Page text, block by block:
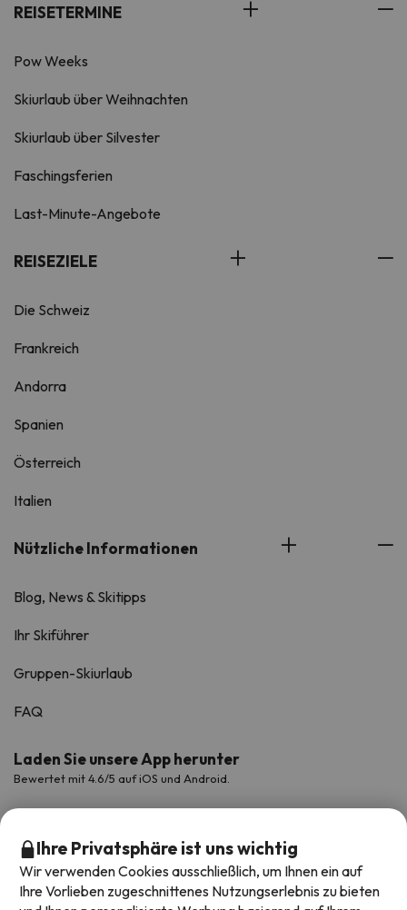
REISETERMINE
Pow Weeks
Skiurlaub über Weihnachten
Skiurlaub über Silvester
Faschingsferien
Last-Minute-Angebote
REISEZIELE
Die Schweiz
Frankreich
Andorra
Spanien
Österreich
Italien
Nützliche Informationen
Blog, News & Skitipps
Ihr Skiführer
Gruppen-Skiurlaub
FAQ
Laden Sie unsere App herunter
Bewertet mit 4.6/5 auf iOS und Android.
Ihre Privatsphäre ist uns wichtig
Wir verwenden Cookies ausschließlich, um Ihnen ein auf
Ihre Vorlieben zugeschnittenes Nutzungserlebnis zu bieten